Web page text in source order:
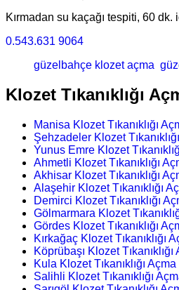
Kırmadan su kaçağı tespiti, 60 dk.
0.543.631 9064
güzelbahçe klozet açma
Klozet Tıkanıklığı
Manisa Klozet Tıkanıklığı
Şehzadeler Klozet
Yunus Emre Klozet
Ahmetli Klozet Tıkanıklığı
Akhisar Klozet Tıkanıklığı
Alaşehir Klozet Tıkanıklığı
Demirci Klozet Tıkanıklığı
Gölmarmara Klozet
Gördes Klozet Tıkanıklığı
Kırkağaç Klozet Tıkanıklığı
Köprübaşı Klozet Tıkanıklığı
Kula Klozet Tıkanıklığı Açma
Salihli Klozet Tıkanıklığı